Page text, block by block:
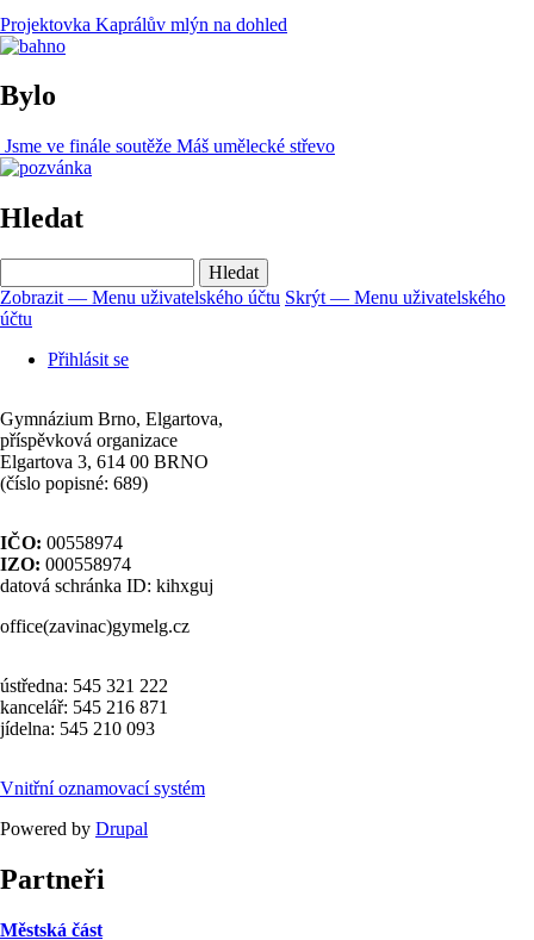
Projektovka Kaprálův mlýn na dohled
Bylo
Jsme ve finále soutěže Máš umělecké střevo
Hledat
Menu
uživatelského
Zobrazit — Menu uživatelského účtu Skrýt — Menu uživatelského
účtu
Přihlásit se
Gymnázium Brno, Elgartova,
příspěvková organizace
Elgartova 3, 614 00 BRNO
(číslo popisné: 689)
IČO: 00558974
IZO: 000558974
datová schránka ID: kihxguj
office(zavinac)gymelg.cz
ústředna: 545 321 222
kancelář: 545 216 871
jídelna: 545 210 093
Vnitřní oznamovací systém
Powered by Drupal
Partneři
Městská část